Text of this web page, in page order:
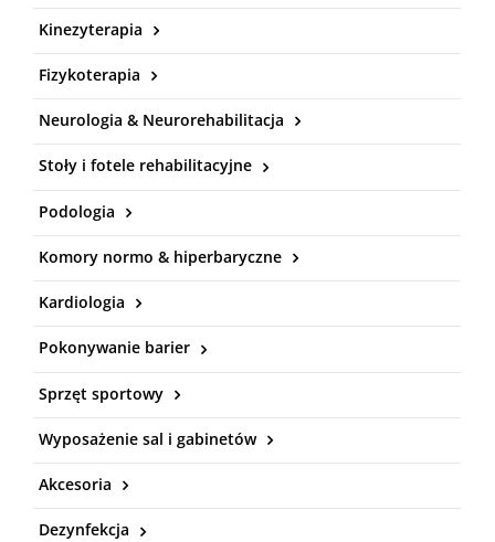
Kinezyterapia
Fizykoterapia
Neurologia & Neurorehabilitacja
Stoły i fotele rehabilitacyjne
Podologia
Komory normo & hiperbaryczne
Kardiologia
Pokonywanie barier
Sprzęt sportowy
Wyposażenie sal i gabinetów
Akcesoria
Dezynfekcja